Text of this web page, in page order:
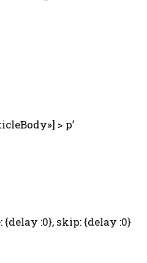
> p’
:0}, skip: {delay :0}